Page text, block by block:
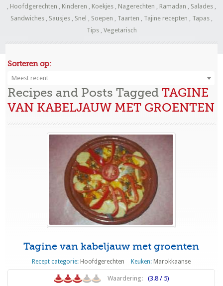
, Hoofdgerechten , Kinderen , Koekjes , Nagerechten , Ramadan , Salades ,
Sandwiches , Sausjes , Snel , Soepen , Taarten , Tajine recepten , Tapas ,
Tips, Vegetarisch
Sorteren op:
Meest recent
Recipes and Posts TaggedTAGINE
VAN KABELJAUW MET GROENTEN
Tagine van kabeljauw met groenten
Recept categorie: Hoofdgerechten Keuken: Marokkaanse
Waardering: (3.8 / 5)